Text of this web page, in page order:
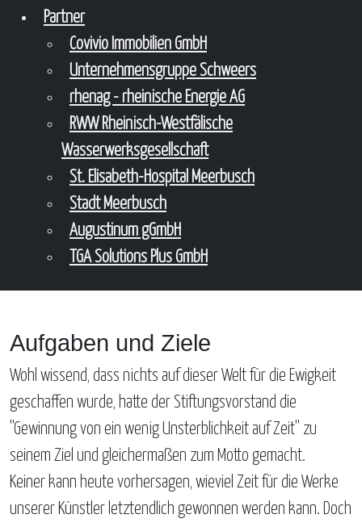
Partner
Covivio Immobilien GmbH
Unternehmensgruppe Schweers
rhenag - rheinische Energie AG
RWW Rheinisch-Westfälische
Wasserwerksgesellschaft
St. Elisabeth-Hospital Meerbusch
Stadt Meerbusch
Augustinum gGmbH
TGA Solutions Plus GmbH
Aufgaben und Ziele
Wohl wissend, dass nichts auf dieser Welt für die Ewigkeit
geschaffen wurde, hatte der Stiftungsvorstand die
"Gewinnung von ein wenig Unsterblichkeit auf Zeit" zu
seinem Ziel und gleichermaßen zum Motto gemacht.
Keiner kann heute vorhersagen, wieviel Zeit für die Werke
unserer Künstler letztendlich gewonnen werden kann. Doch